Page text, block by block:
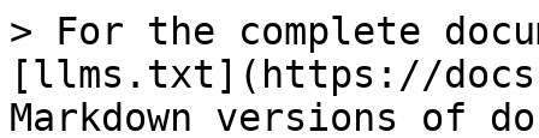
> For the complete
[llms.txt](https://
Markdown versions of